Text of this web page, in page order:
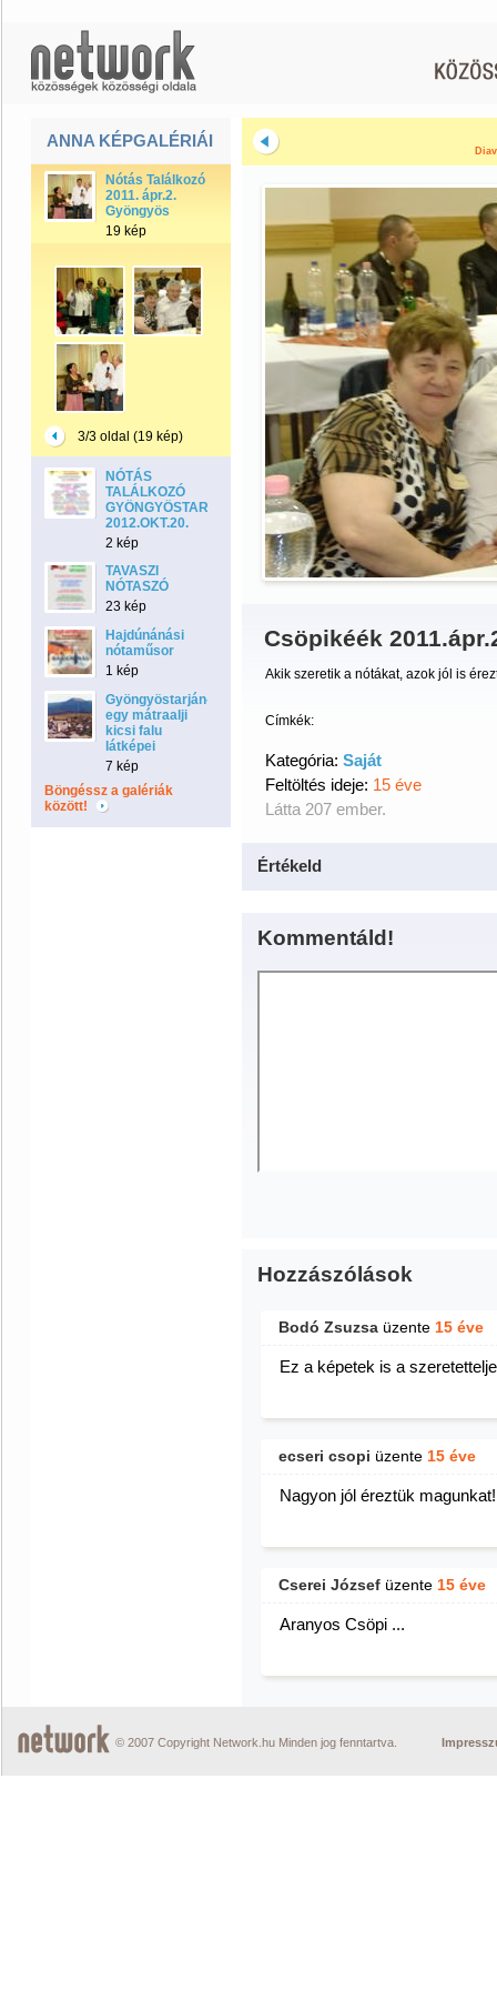
ANNA KÉPGALÉRIÁI
Nótás Találkozó
2011. ápr.2.
Gyöngyös
19 kép
3/3 oldal (19 kép)
NÓTÁS
TALÁLKOZÓ
GYÖNGYÖSTARJÁNBAN
2012.OKT.20.
2 kép
TAVASZI
NÓTASZÓ
23 kép
Hajdúnánási
nótaműsor
1 kép
Gyöngyöstarján-
egy mátraalji
kicsi falu
látképei
7 kép
Böngéssz a galériák
között!
Csöpikéék
Akik szeretik a nótákat, azok jól is
Címkék:
Kategória: Saját
Feltöltés ideje: 15 éve
Látta 207 ember.
Értékeld
Kommentáld!
Hozzászólások
Bodó Zsuzsa üzente 15 éve
Ez a képetek is a
ecseri csopi üzente 15 éve
Nagyon jól éreztük magunkat!
Cserei József üzente 15 éve
Aranyos Csöpi ...
© 2007 Copyright Network.hu Minden jog fenntartva.